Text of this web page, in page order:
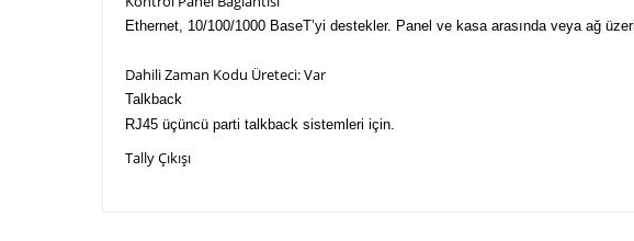
Ethernet, 10/100/1000 BaseT’yi destekler. Panel ve kasa arasında veya ağ
Dahili Zaman Kodu Üreteci: Var
Talkback
RJ45 üçüncü parti talkback sistemleri için.
Tally Çıkışı